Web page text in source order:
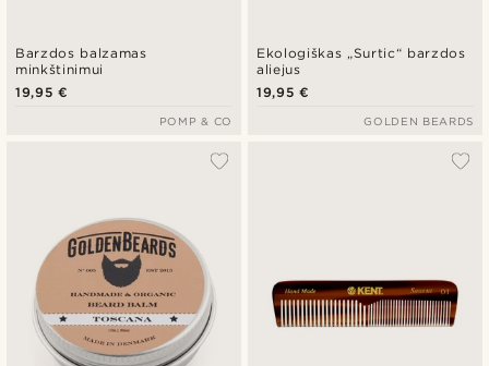
Barzdos balzamas
minkštinimui
19,95 €
POMP & CO
Ekologiškas „Surtic“ barzdos
aliejus
19,95 €
GOLDEN BEARDS